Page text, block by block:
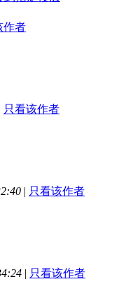
作者
只看该作者
| 只看该作者
| 只看该作者